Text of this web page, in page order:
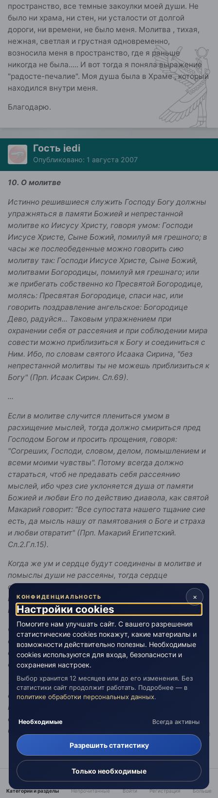
пространство, все темные закоулки моей души. Не
было ни храма, ни стен, ни усталости от долгой
дороги, ни времени, не было меня. Молитва , тихая,
нежная, светлая и грустная одновременно,
возносила меня в пространство, где я раньше
никогда не была..... И вот тогда я поняла выражение
"радосте-печалие". Моя душа была в Храме , который
находился внутри меня.
Благодарю.
Гость jedi
Опубликовано: 1 августа 2007
10. О молитве
Истинно решившиеся служить Господу Богу должны
упражняться в памяти Божией и непрестанной
молитве ко Иисусу Христу, говоря умом: Господи
Иисусе Христе, Сыне Божий, помилуй мя грешного; в
часы же послеобеденные можно говорить сию
молитву так: Господи Иисусе Христе, Сыне Божий,
молитвами Богородицы, помилуй мя грешнаго; или
же прибегать собственно ко Пресвятой Богородице,
молясь: Пресвятая Богородице, спаси нас, или
говорить поздравление ангельское: Богородице
Дево, радуйся... Таковым упражнением при
охранении себя от рассеяния и при соблюдении мира
совести можно приблизиться к Богу и соединиться с
Ним. Ибо, по словам святого Исаака Сирина, "без
непрестанной молитвы ты не можешь приблизиться к
Богу" (Прп. Исаак Сирин. Сл.69).
...
Если в молитве случится плениться умом в
расхищение мыслей, тогда должно смириться пред
Господом Богом и просить прощения, говоря:
"Согреших, Господи, словом, делом, помышлением и
всеми моими чувствы". Потому всегда должно
стараться, чтоб не предавать себя рассеянию
мыслей, ибо чрез сие уклоняется душа от памяти
Божией и любви Его по действию диавола, как святой
Макарий говорит: "Все супостата нашего тщание сие
есть, да мысль нашу от памятования о Боге и страха
и любви отвратит" (Прп. Макарий Египетский.
Сл.2.Гл.15).
Когда же ум и сердце будут соединены в молитве и
помыслы души не рассеяны, тогда сердце
согревается теплотою духовною, в которой
воссиявает свет Христов, исполняя мира и радости
всего внутреннего человека.
О всем мы должны благодарить Господа и предавать
себя Его воле; должны также представлять Ему все
свои мысли, слова и деяния и стараться, чтобы все
служило только к Его благоугождению.
*В русском переводе: "Молитва есть оружие великое,
сокровище неоскудевающее, богатство
неистощимое, пристань безмятежная, основание
спокойствия; молитва - корень, источник и мать
бесчисленных благ".
<noindex> http://keliya.net.ru/forum/8-114-1 </noindex>
Категории и разделы Непрочитанные Войти Регистрация Больше
×
КОНФИДЕНЦИАЛЬНОСТЬ
Настройки cookies
Помогите нам улучшать сайт. С вашего разрешения
статистические cookies покажут, какие материалы и
возможности действительно полезны. Необходимые
cookies используются для входа, безопасности и
сохранения настроек.
Выбор хранится 12 месяцев или до его изменения. Без
статистики сайт продолжит работать. Подробнее — в
политике обработки персональных данных.
Необходимые Всегда активны
Разрешить статистику
Только необходимые